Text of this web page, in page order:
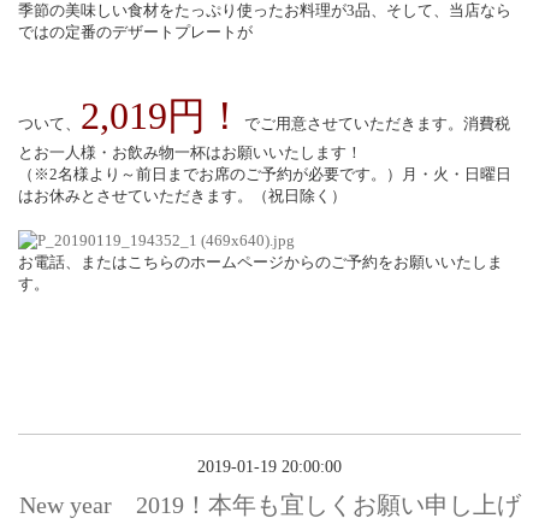
季節の美味しい食材をたっぷり使ったお料理が3品、そして、当店なら
ではの定番のデザートプレートが
ついて、 2,019円！
でご用意させていただきます。消費税
とお一人様・お飲み物一杯はお願いいたします！
（※2名様より～前日までお席のご予約が必要です。）月・火・日曜日
はお休みとさせていただきます。（祝日除く）
お電話、またはこちらのホームページからのご予約をお願いいたしま
す。
2019-01-19 20:00:00
New year 2019！本年も宜しくお願い申し上げ